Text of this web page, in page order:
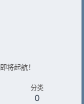
将起航！
分类
0